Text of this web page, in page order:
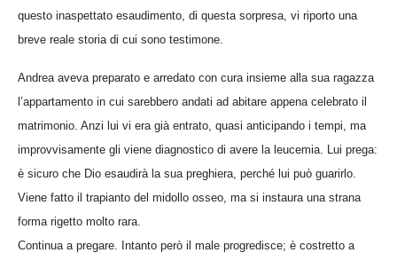
questo inaspettato esaudimento, di questa sorpresa, vi riporto una
breve reale storia di cui sono testimone.
Andrea aveva preparato e arredato con cura insieme alla sua ragazza
l’appartamento in cui sarebbero andati ad abitare appena celebrato il
matrimonio. Anzi lui vi era già entrato, quasi anticipando i tempi, ma
improvvisamente gli viene diagnostico di avere la leucemia. Lui prega:
è sicuro che Dio esaudirà la sua preghiera, perché lui può guarirlo.
Viene fatto il trapianto del midollo osseo, ma si instaura una strana
forma rigetto molto rara.
Continua a pregare. Intanto però il male progredisce; è costretto a